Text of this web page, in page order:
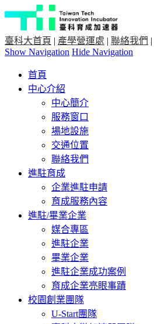
臺科大首頁 | 產學營運處 | 聯絡我們 |
Show Navigation Hide Navigation
首頁
中心介紹
中心簡介
服務窗口
場地設施
交通位置
聯絡我們
進駐育成
企業進駐申請
育成服務內容
進駐/畢業企業
媒合專區
進駐企業
畢業企業
進駐企業成功案例
育成企業亮眼事蹟
校園創業團隊
U-Start團隊